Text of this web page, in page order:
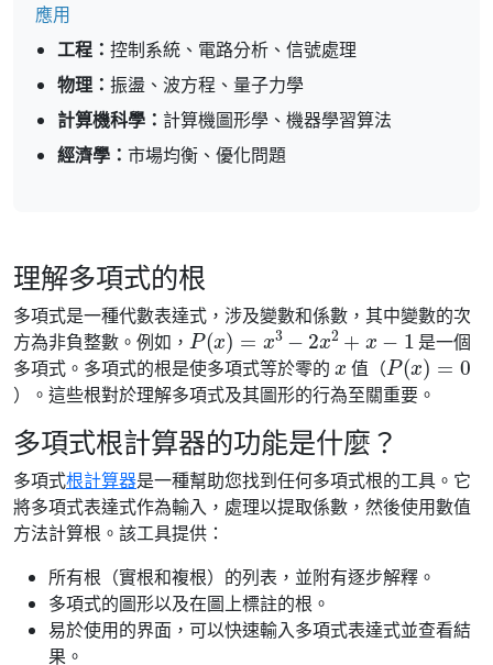
應用
工程： 控制系統、電路分析、信號處理
物理： 振盪、波方程、量子力學
計算機科學： 計算機圖形學、機器學習算法
經濟學： 市場均衡、優化問題
理解多項式的根
多項式是一種代數表達式，涉及變數和係數，其中變數的次
方為非負整數。例如，
P(x )=x3−2x2+x− 1
是一個
多項式。多項式的根是使多項式等於零的
x
值（
P(x)=0
）。這些根對於理解多項式及其圖形的行為至關重要。
多項式根計算器的功能是什麼？
多項式根計算器是一種幫助您找到任何多項式根的工具。它
將多項式表達式作為輸入，處理以提取係數，然後使用數值
方法計算根。該工具提供：
所有根（實根和複根）的列表，並附有逐步解釋。
多項式的圖形以及在圖上標註的根。
易於使用的界面，可以快速輸入多項式表達式並查看結
果。